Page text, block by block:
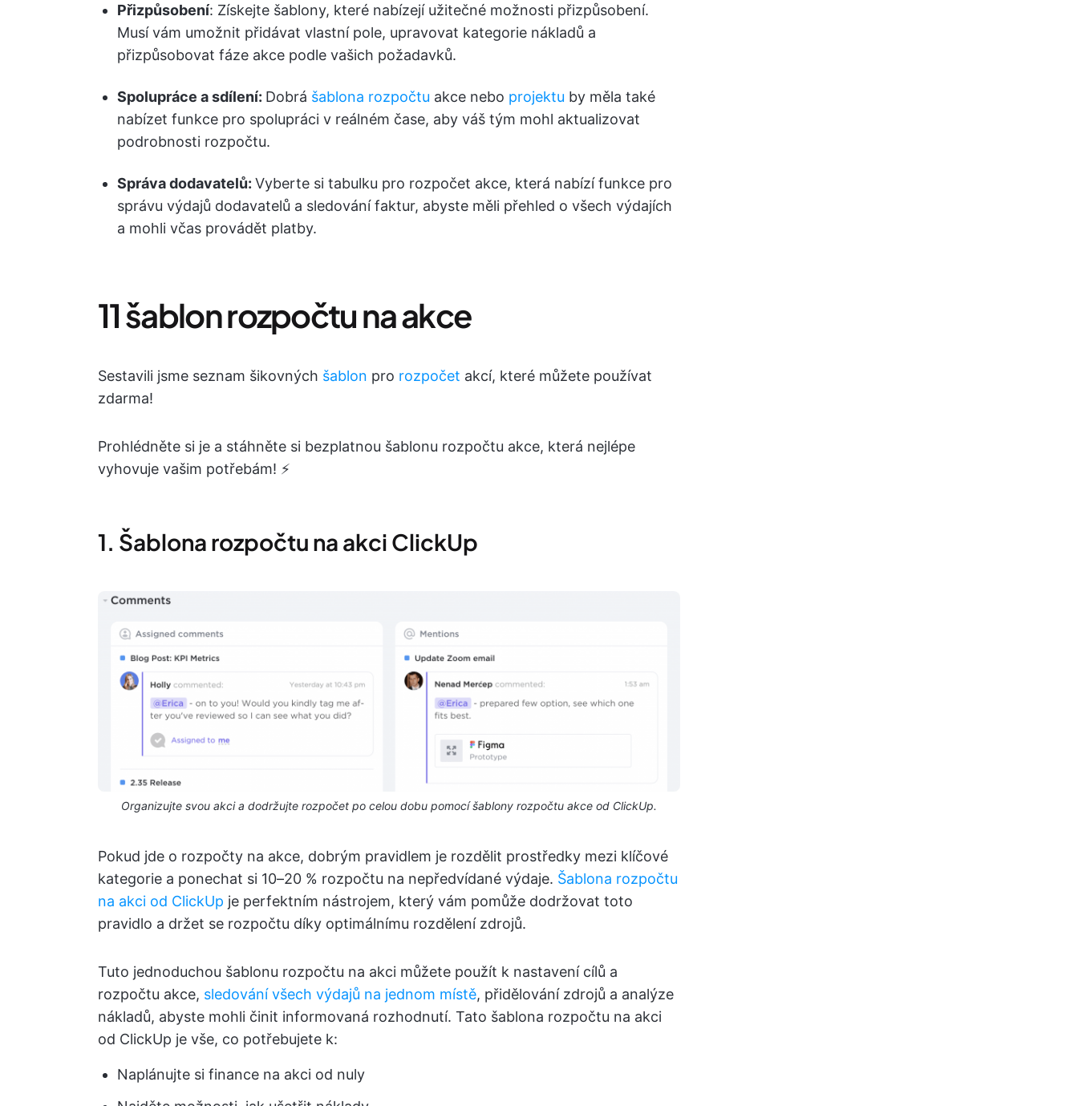
Přizpůsobení: Získejte šablony, které nabízejí užitečné možnosti přizpůsobení.
Musí vám umožnit přidávat vlastní pole, upravovat kategorie nákladů a
přizpůsobovat fáze akce podle vašich požadavků.
Spolupráce a sdílení: Dobrá šablona rozpočtu akce nebo projektu by měla také
nabízet funkce pro spolupráci v reálném čase, aby váš tým mohl aktualizovat
podrobnosti rozpočtu.
Správa dodavatelů: Vyberte si tabulku pro rozpočet akce, která nabízí funkce pro
správu výdajů dodavatelů a sledování faktur, abyste měli přehled o všech výdajích
a mohli včas provádět platby.
11 šablon rozpočtu na akce
Sestavili jsme seznam šikovných šablon pro rozpočet akcí, které můžete používat
zdarma!
Prohlédněte si je a stáhněte si bezplatnou šablonu rozpočtu akce, která nejlépe
vyhovuje vašim potřebám! ⚡
1. Šablona rozpočtu na akci ClickUp
Organizujte svou akci a dodržujte rozpočet po celou dobu pomocí šablony rozpočtu akce od ClickUp.
Pokud jde o rozpočty na akce, dobrým pravidlem je rozdělit prostředky mezi klíčové
kategorie a ponechat si 10–20 % rozpočtu na nepředvídané výdaje. Šablona rozpočtu
na akci od ClickUp je perfektním nástrojem, který vám pomůže dodržovat toto
pravidlo a držet se rozpočtu díky optimálnímu rozdělení zdrojů.
Tuto jednoduchou šablonu rozpočtu na akci můžete použít k nastavení cílů a
rozpočtu akce, sledování všech výdajů na jednom místě, přidělování zdrojů a analýze
nákladů, abyste mohli činit informovaná rozhodnutí. Tato šablona rozpočtu na akci
od ClickUp je vše, co potřebujete k:
Naplánujte si finance na akci od nuly